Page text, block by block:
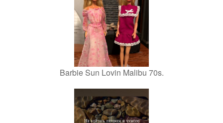
Barbie Sun Lovin Malibu 70s.